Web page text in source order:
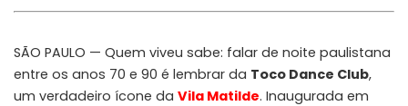
SÃO PAULO — Quem viveu sabe: falar de noite paulistana
entre os anos 70 e 90 é lembrar da Toco Dance Club,
um verdadeiro ícone da Vila Matilde. Inaugurada em